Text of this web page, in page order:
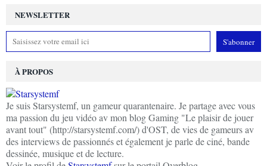
NEWSLETTER
À PROPOS
Je suis Starsystemf, un gameur quarantenaire. Je partage avec vous
ma passion du jeu vidéo av mon blog Gaming "Le plaisir de jouer
avant tout" (http://starsystemf.com/) d'OST, de vies de gameurs av
des interviews de passionnés et également je parle de ciné, bande
dessinée, musique et de lecture.